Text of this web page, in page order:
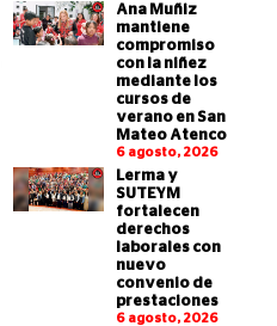
Ana Muñiz
mantiene
compromiso
con la niñez
mediante los
cursos de
verano en San
Mateo Atenco
6 agosto, 2026
Lerma y
SUTEYM
fortalecen
derechos
laborales con
nuevo
convenio de
prestaciones
6 agosto, 2026